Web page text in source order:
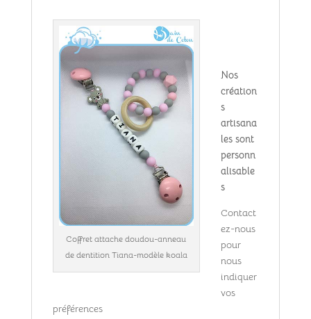
Coffret attache doudou-anneau
de dentition Tiana-modèle koala
Nos
création
s
artisana
les sont
personn
alisable
s
Contact
ez-nous
pour
nous
indiquer
vos
préférences